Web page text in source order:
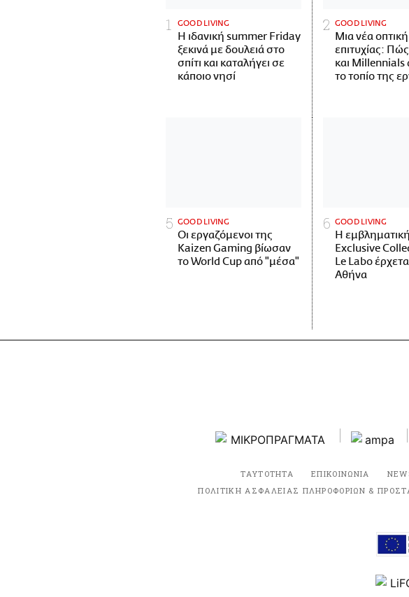
GOOD LIVING
Η ιδανική summer Friday
ξεκινά με δουλειά στο
σπίτι και καταλήγει σε
κάποιο νησί
GOOD LIVING
Μια νέα
επιτυχίας:
και Millennials
το τοπίο της
GOOD LIVING
Οι εργαζόμενοι της
Kaizen Gaming βίωσαν
το World Cup από "μέσα"
GOOD LIVING
Η
Exclusive
Le Labo
Αθήνα
ΤΑΥΤΟΤΗΤΑ ΕΠΙΚΟΙΝΩΝΙΑ
ΠΟΛΙΤΙΚΗ ΑΣΦΑΛΕΙΑΣ ΠΛΗΡΟΦΟΡΙΩΝ &